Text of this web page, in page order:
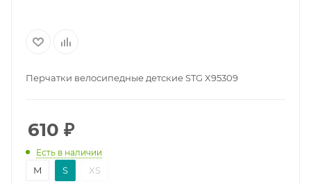
Перчатки велосипедные детские STG X95309
610 ₽
Есть в наличии
M S XS